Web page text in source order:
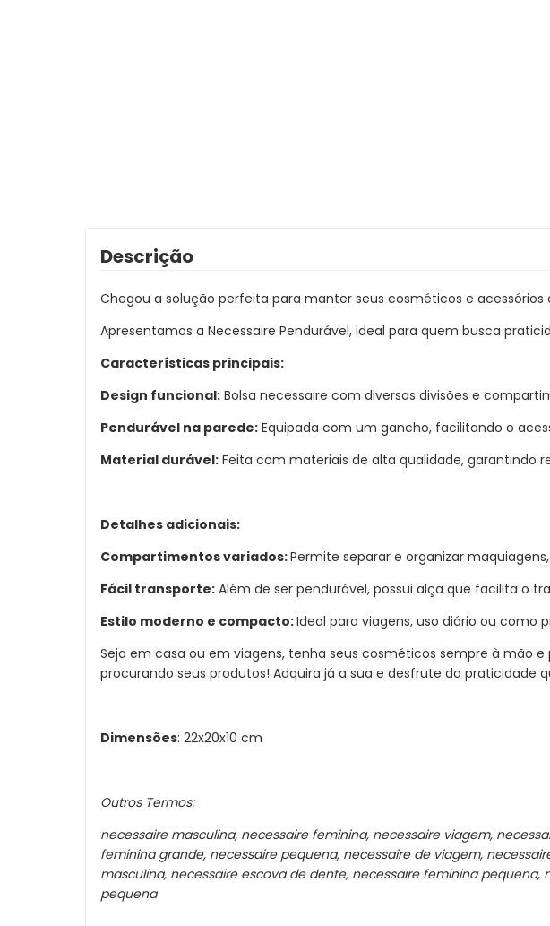
Descrição
Chegou a solução perfeita para manter seus cosméticos e acessórios
Apresentamos a Necessaire Pendurável, ideal para quem busca
Características principais:
Design funcional: Bolsa necessaire com diversas divisões e
Pendurável na parede: Equipada com um gancho, facilitando o
Material durável: Feita com materiais de alta qualidade, garantindo
Detalhes adicionais:
Compartimentos variados:Permite separar e organizar
Fácil transporte: Além de ser pendurável, possui alça que facilita o
Estilo moderno e compacto:Ideal para viagens, uso diário ou como
Seja em casa ou em viagens, tenha seus cosméticos sempre à mão
procurando seus produtos! Adquira já a sua e desfrute da
Dimensões: 22x20x10 cm
Outros Termos:
necessaire masculina, necessaire feminina, necessaire viagem,
feminina grande, necessaire pequena, necessaire de viagem,
masculina, necessaire escova de dente, necessaire feminina
pequena